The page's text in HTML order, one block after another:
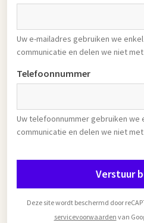
Uw e-mailadres gebruiken we
communicatie en delen we niet
Telefoonnummer
Uw telefoonnummer gebruiken we
communicatie en delen we niet
Verstuur
Deze site wordt beschermd door
servicevoorwaarden van